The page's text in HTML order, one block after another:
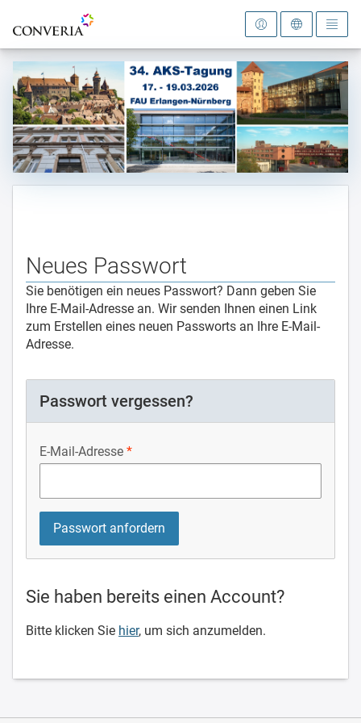
Zur Startseite
Neues Passwort
Sie benötigen ein neues Passwort? Dann geben Sie
Ihre E-Mail-Adresse an. Wir senden Ihnen einen Link
zum Erstellen eines neuen Passworts an Ihre E-Mail-
Adresse.
Passwort vergessen?
E-Mail-Adresse
Sie haben bereits einen Account?
Bitte klicken Sie hier, um sich anzumelden.